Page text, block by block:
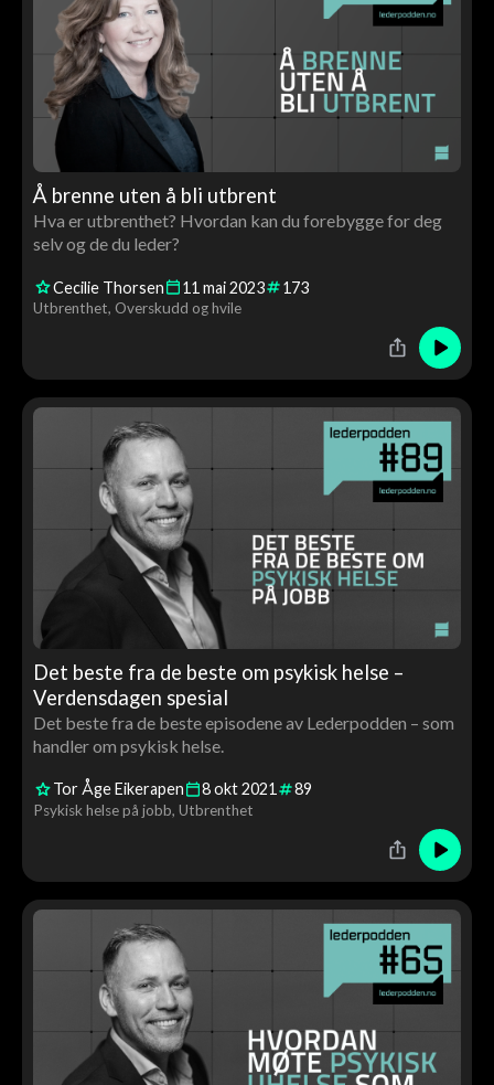
Å brenne uten å bli utbrent
Hva er utbrenthet? Hvordan kan du forebygge for deg
selv og de du leder?
Cecilie Thorsen 11 mai2023 173
Utbrenthet Overskudd og hvile
Det beste fra de beste om psykisk helse –
Verdensdagen spesial
Det beste fra de beste episodene av Lederpodden – som
handler om psykisk helse.
Tor Åge Eikerapen 8okt2021 89
Psykisk helse på jobb Utbrenthet